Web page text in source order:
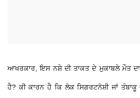
ਆਖਰਕਾਰ, ਇਸ ਨਸ਼ੇ ਦੀ ਤਾਕਤ ਦੇ ਮੁਕਾਬਲੇ ਮੌਤ ਦਾ
ਹੈ? ਕੀ ਕਾਰਨ ਹੈ ਕਿ ਲੋਕ ਸਿਗਰਟਨੋਸ਼ੀ ਜਾਂ